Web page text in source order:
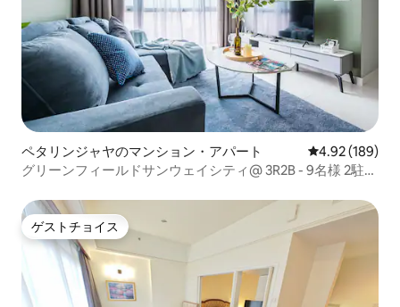
ペタリンジャヤのマンション・アパート レビュー189
4.92 (189)
グリーンフィールドサンウェイシティ@ 3R2B - 9名様 2駐車
ゲストチョイス
ゲストチョイス